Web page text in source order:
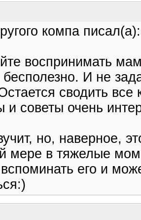
компа писал(а):
воспринимать
И не
сводить
и советы очень
но, наверное,
мере в тяжелые
вспоминать его и